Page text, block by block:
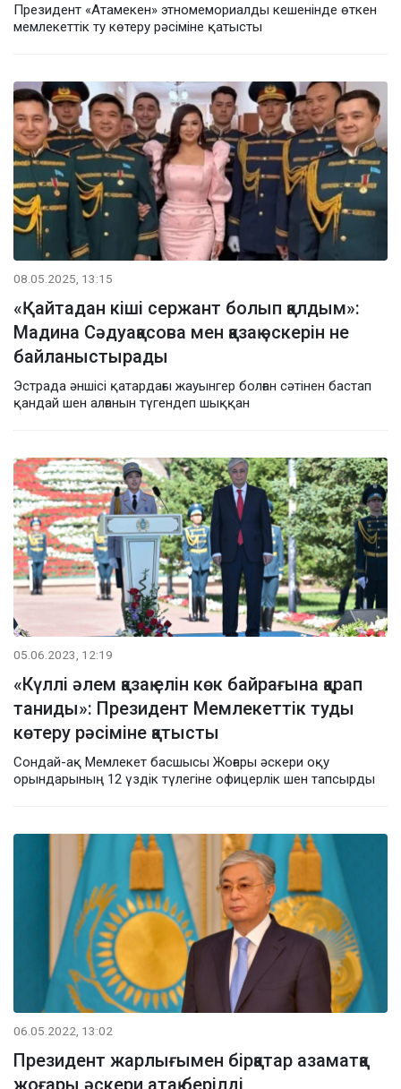
Президент «Атамекен» этномемориалды кешенінде өткен
мемлекеттік ту көтеру рәсіміне қатысты
08.05.2025, 13:15
«Қайтадан кіші сержант болып қалдым»:
Мадина Сәдуақасова мен қазақ әскерін не
байланыстырады
Эстрада әншісі қатардағы жауынгер болған сәтінен бастап
қандай шен алғанын түгендеп шыққан
05.06.2023, 12:19
«Күллі әлем қазақ елін көк байрағына қарап
таниды»: Президент Мемлекеттік туды
көтеру рәсіміне қатысты
Сондай-ақ Мемлекет басшысы Жоғары әскери оқу
орындарының 12 үздік түлегіне офицерлік шен тапсырды
06.05.2022, 13:02
Президент жарлығымен бірқатар азаматқа
жоғары әскери атақ берілді